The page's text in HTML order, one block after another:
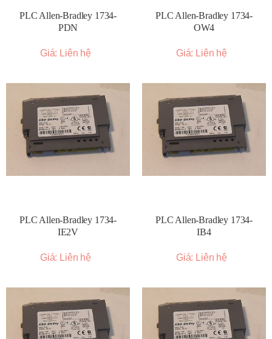
PLC Allen-Bradley 1734-
PDN
Giá: Liên hệ
PLC Allen-Bradley 1734-
OW4
Giá: Liên hệ
PLC Allen-Bradley 1734-
IE2V
Giá: Liên hệ
PLC Allen-Bradley 1734-
IB4
Giá: Liên hệ